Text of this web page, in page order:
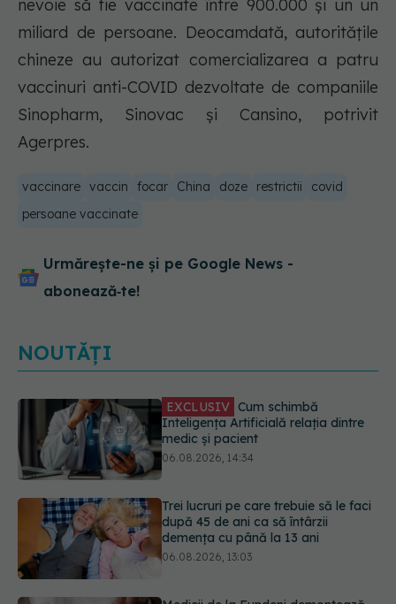
nevoie să fie vaccinate între 900.000 şi un un
miliard de persoane. Deocamdată, autorităţile
chineze au autorizat comercializarea a patru
vaccinuri anti-COVID dezvoltate de companiile
Sinopharm, Sinovac şi Cansino, potrivit
Agerpres.
vaccinare vaccin focar China doze restrictii
covid
persoane vaccinate
Urmărește-ne și pe Google News -
abonează‑te!
NOUTĂȚI
Trei lucruri pe care trebuie să le faci
după 45 de ani ca să întârzii
demența cu până la 13 ani
06.08.2026, 13:03
Medicii de la Fundeni demontează
unul dintre cele mai răspândite
mituri despre diabet
06.08.2026, 11:52